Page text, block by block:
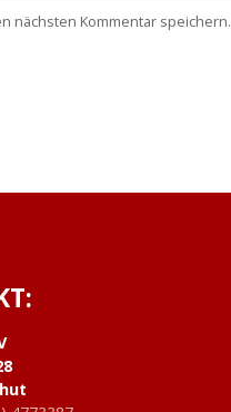
nächsten Kommentar speichern.